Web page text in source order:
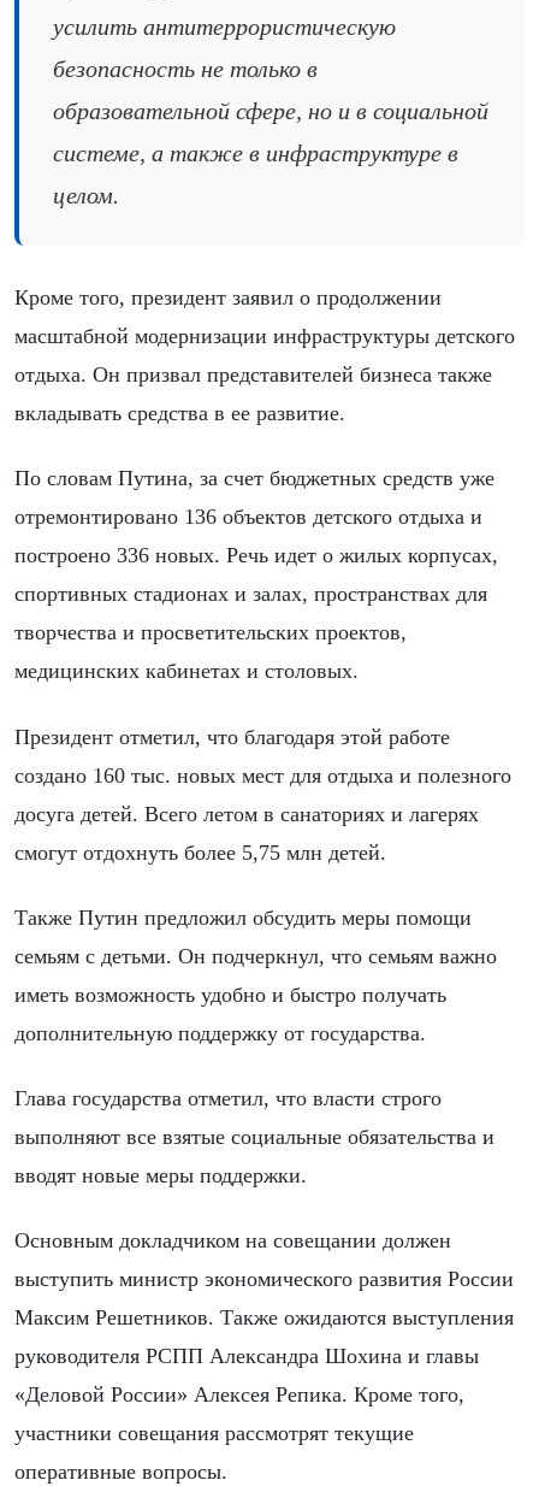
усилить антитеррористическую
безопасность не только в
образовательной сфере, но и в социальной
системе, а также в инфраструктуре в
целом.
Кроме того, президент заявил о продолжении
масштабной модернизации инфраструктуры детского
отдыха. Он призвал представителей бизнеса также
вкладывать средства в ее развитие.
По словам Путина, за счет бюджетных средств уже
отремонтировано 136 объектов детского отдыха и
построено 336 новых. Речь идет о жилых корпусах,
спортивных стадионах и залах, пространствах для
творчества и просветительских проектов,
медицинских кабинетах и столовых.
Президент отметил, что благодаря этой работе
создано 160 тыс. новых мест для отдыха и полезного
досуга детей. Всего летом в санаториях и лагерях
смогут отдохнуть более 5,75 млн детей.
Также Путин предложил обсудить меры помощи
семьям с детьми. Он подчеркнул, что семьям важно
иметь возможность удобно и быстро получать
дополнительную поддержку от государства.
Глава государства отметил, что власти строго
выполняют все взятые социальные обязательства и
вводят новые меры поддержки.
Основным докладчиком на совещании должен
выступить министр экономического развития России
Максим Решетников. Также ожидаются выступления
руководителя РСПП Александра Шохина и главы
«Деловой России» Алексея Репика. Кроме того,
участники совещания рассмотрят текущие
оперативные вопросы.